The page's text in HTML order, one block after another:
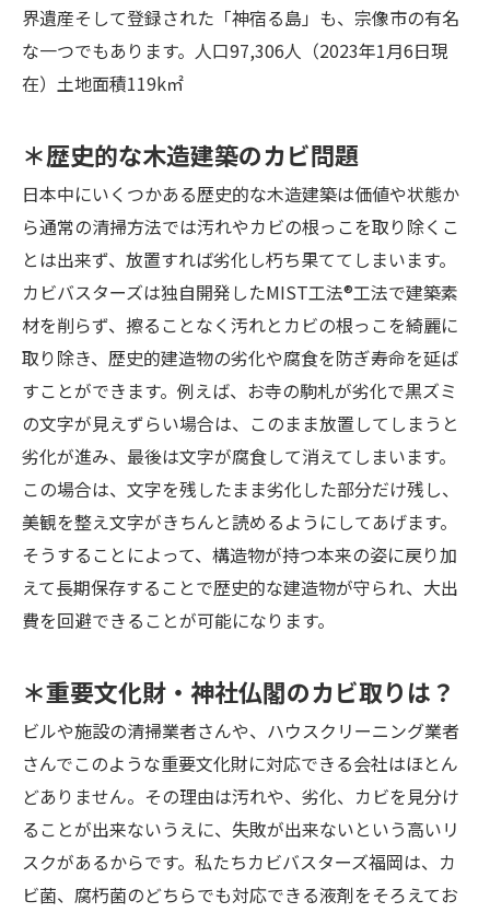
界遺産そして登録された「神宿る島」も、宗像市の有名
な一つでもあります。人口97,306人（2023年1月6日現
在）土地面積119k㎡
＊歴史的な木造建築のカビ問題
日本中にいくつかある歴史的な木造建築は価値や状態か
ら通常の清掃方法では汚れやカビの根っこを取り除くこ
とは出来ず、放置すれば劣化し朽ち果ててしまいます。
カビバスターズは独自開発したMIST工法®工法で建築素
材を削らず、擦ることなく汚れとカビの根っこを綺麗に
取り除き、歴史的建造物の劣化や腐食を防ぎ寿命を延ば
すことができます。例えば、お寺の駒札が劣化で黒ズミ
の文字が見えずらい場合は、このまま放置してしまうと
劣化が進み、最後は文字が腐食して消えてしまいます。
この場合は、文字を残したまま劣化した部分だけ残し、
美観を整え文字がきちんと読めるようにしてあげます。
そうすることによって、構造物が持つ本来の姿に戻り加
えて長期保存することで歴史的な建造物が守られ、大出
費を回避できることが可能になります。
＊重要文化財・神社仏閣のカビ取りは？
ビルや施設の清掃業者さんや、ハウスクリーニング業者
さんでこのような重要文化財に対応できる会社はほとん
どありません。その理由は汚れや、劣化、カビを見分け
ることが出来ないうえに、失敗が出来ないという高いリ
スクがあるからです。私たちカビバスターズ福岡は、カ
ビ菌、腐朽菌のどちらでも対応できる液剤をそろえてお